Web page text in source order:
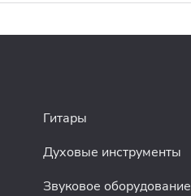
Гитары
Духовые инструменты
Звуковое оборудование